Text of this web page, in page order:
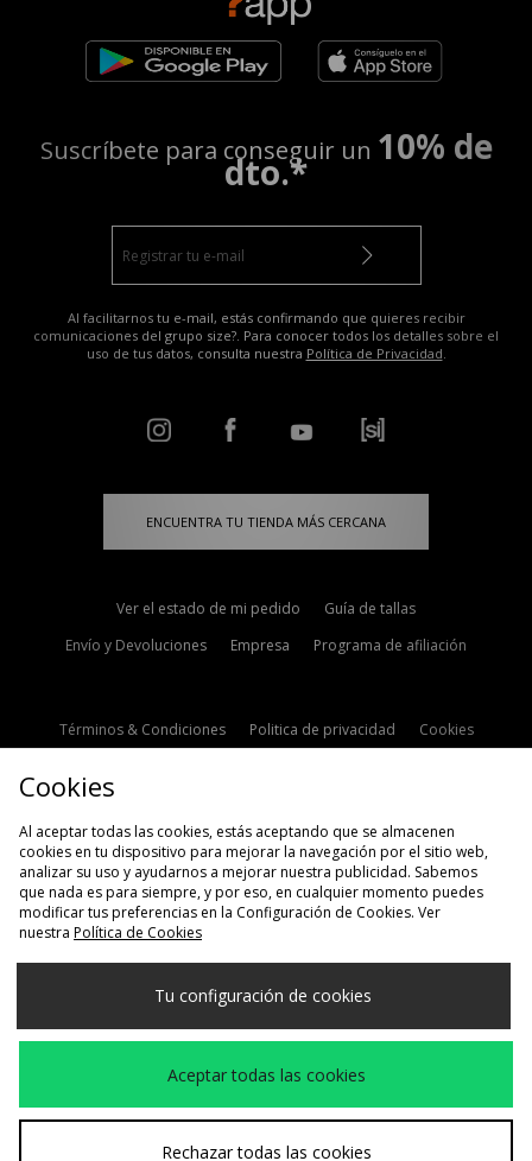
Suscríbete para conseguir un 10% de
dto.*
Al facilitarnos tu e-mail, estás confirmando que quieres recibir
comunicaciones del grupo size?. Para conocer todos los detalles sobre el
uso de tus datos, consulta nuestra Política de Privacidad.
ENCUENTRA TU TIENDA MÁS CERCANA
Ver el estado de mi pedido
Guía de tallas
Envío y Devoluciones
Empresa Programa de afiliación
Términos & Condiciones Politica de privacidad
Cookies
Selecciona País
España
Aceptamos las siguientes formas de pago
Visita nuestra página corporativa en www.jdplc.com
Cookies
Al aceptar todas las cookies, estás aceptando que se almacenen
cookies en tu dispositivo para mejorar la navegación por el sitio web,
analizar su uso y ayudarnos a mejorar nuestra publicidad. Sabemos
que nada es para siempre, y por eso, en cualquier momento puedes
modificar tus preferencias en la Configuración de Cookies. Ver
nuestra Política de Cookies
Tu configuración de cookies
Aceptar todas las cookies
Rechazar todas las cookies